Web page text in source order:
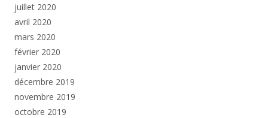
juillet 2020
avril 2020
mars 2020
février 2020
janvier 2020
décembre 2019
novembre 2019
octobre 2019